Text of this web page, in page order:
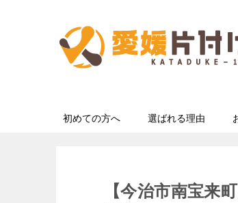
初めての方へ 選ばれる理由
【今治市南宝来